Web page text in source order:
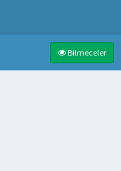
Bilmeceler